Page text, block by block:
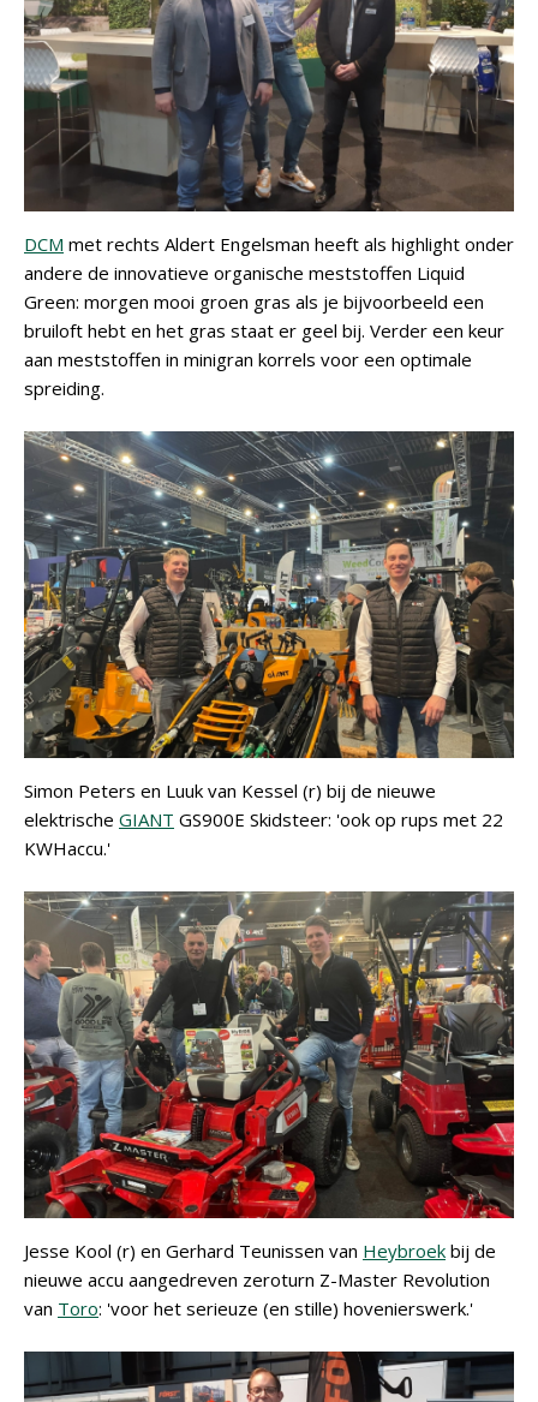
DCM met rechts Aldert Engelsman heeft als highlight onder
andere de innovatieve organische meststoffen Liquid
Green: morgen mooi groen gras als je bijvoorbeeld een
bruiloft hebt en het gras staat er geel bij. Verder een keur
aan meststoffen in minigran korrels voor een optimale
spreiding.
Simon Peters en Luuk van Kessel (r) bij de nieuwe
elektrische GIANT GS900E Skidsteer: 'ook op rups met 22
KWHaccu.'
Jesse Kool (r) en Gerhard Teunissen van Heybroek bij de
nieuwe accu aangedreven zeroturn Z-Master Revolution
van Toro: 'voor het serieuze (en stille) hovenierswerk.'